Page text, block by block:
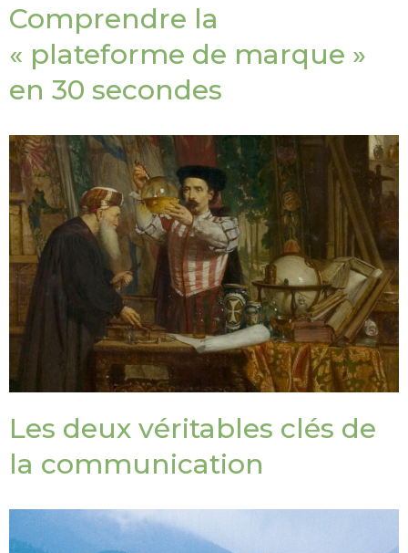
Comprendre la
« plateforme de marque »
en 30 secondes
Les deux véritables clés de
la communication